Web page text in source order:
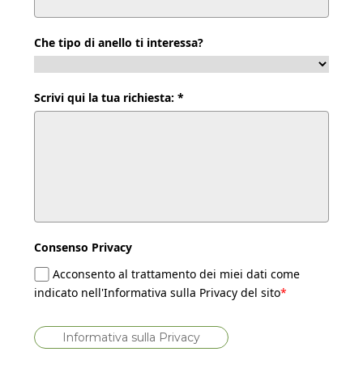
Che tipo di anello ti interessa?
Scrivi qui la tua richiesta: *
Consenso Privacy
Acconsento al trattamento dei miei dati come
indicato nell'Informativa sulla Privacy del sito*
Informativa sulla Privacy